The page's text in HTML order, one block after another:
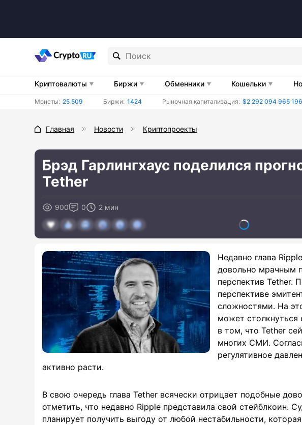
Криптовалюты Биржи Обменники Кошельки
Монеты: 25 509 Биржи: 1424 Рыночная капитализация: $2 292 094 965
Главная Новости Криптопроекты
Брэд Гарлингхаус поделился
Tether
900 0 2 мин
Недавно глава
довольно мрачным
перспектив Tether.
перспективе
сложностями. На
может столкнуться
в том, что Tether
многих СМИ.
регулятивное
активно расти.
В свою очередь глава Tether всячески отрицает подобные
отметить, что недавно Ripple представила свой стейблкоин.
планирует получить выгоду от любой нестабильности,